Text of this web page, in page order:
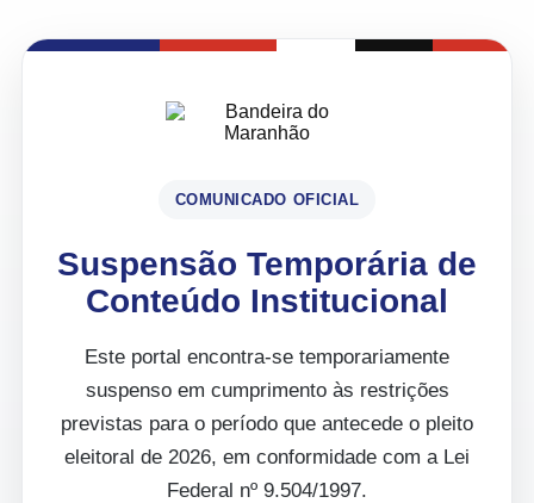
COMUNICADO OFICIAL
Suspensão Temporária de
Conteúdo Institucional
Este portal encontra-se temporariamente
suspenso em cumprimento às restrições
previstas para o período que antecede o pleito
eleitoral de 2026, em conformidade com a Lei
Federal nº 9.504/1997.